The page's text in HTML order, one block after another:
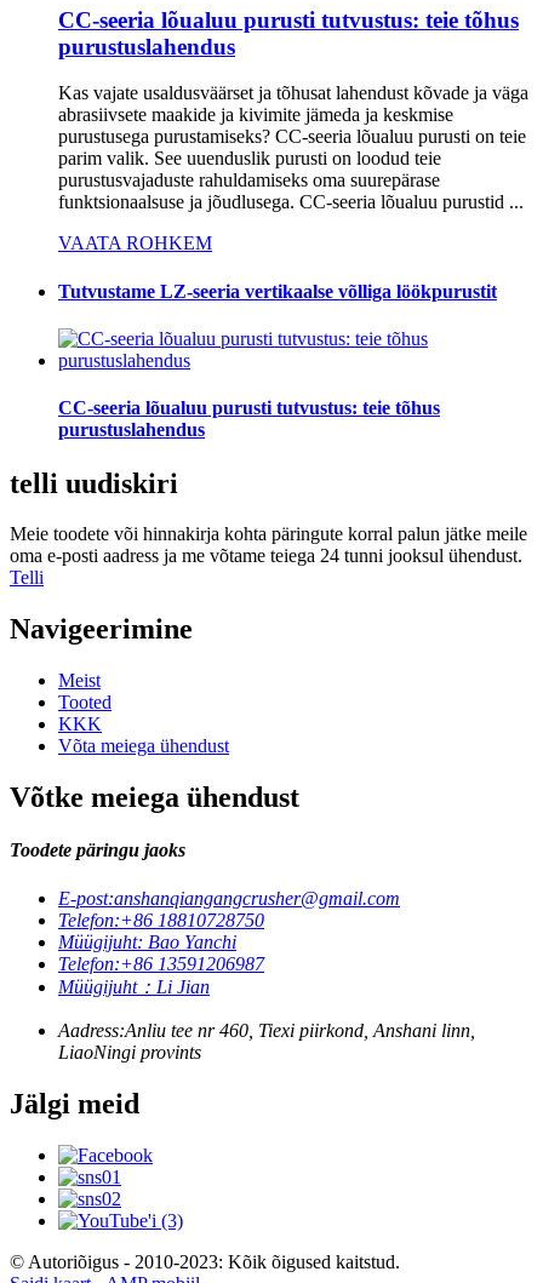
CC-seeria lõualuu purusti tutvustus: teie tõhus
purustuslahendus
Kas vajate usaldusväärset ja tõhusat lahendust kõvade ja väga
abrasiivsete maakide ja kivimite jämeda ja keskmise
purustusega purustamiseks? CC-seeria lõualuu purusti on teie
parim valik. See uuenduslik purusti on loodud teie
purustusvajaduste rahuldamiseks oma suurepärase
funktsionaalsuse ja jõudlusega. CC-seeria lõualuu purustid ...
VAATA ROHKEM
Tutvustame LZ-seeria vertikaalse võlliga löökpurustit
CC-seeria lõualuu purusti tutvustus: teie tõhus
purustuslahendus
telli uudiskiri
Meie toodete või hinnakirja kohta päringute korral palun jätke meile
oma e-posti aadress ja me võtame teiega 24 tunni jooksul ühendust.
Telli
Navigeerimine
Meist
Tooted
KKK
Võta meiega ühendust
Võtke meiega ühendust
Toodete päringu jaoks
E-post:anshanqiangangcrusher@gmail.com
Telefon:+86 18810728750
Müügijuht: Bao Yanchi
Telefon:+86 13591206987
Müügijuht：Li Jian
Aadress:Anliu tee nr 460, Tiexi piirkond, Anshani linn,
LiaoNingi provints
Jälgi meid
© Autoriõigus - 2010-2023: Kõik õigused kaitstud.